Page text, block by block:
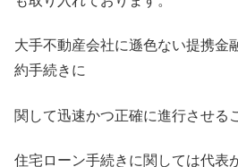
大手不動産会社に遜色ない提携金
約手続きに
関して迅速かつ正確に進行させる
住宅ローン手続きに関しては代表